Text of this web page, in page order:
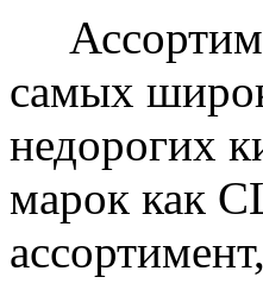
самых
недорогих
марок как